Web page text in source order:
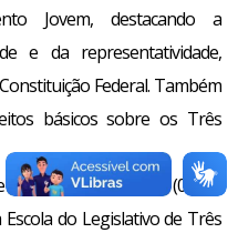
Jovem, destacando a
e da representatividade,
Federal. Também
básicos sobre os Três
quarta-feira (08), a
do Legislativo de Três